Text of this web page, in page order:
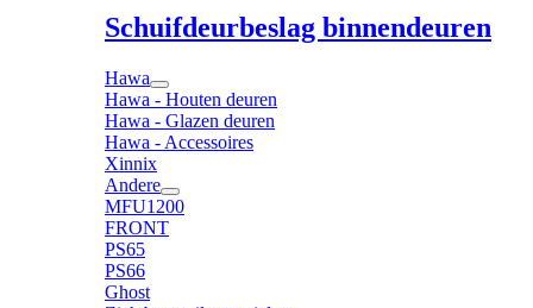
Schuifdeurbeslag binnendeuren
Hawa
Hawa - Houten deuren
Hawa - Glazen deuren
Hawa - Accessoires
Xinnix
Andere
MFU1200
FRONT
PS65
PS66
Ghost